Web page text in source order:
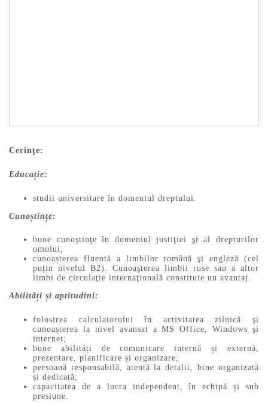
Cerinţe:
Educație:
studii universitare în domeniul dreptului.
Cunoștințe:
bune cunoştinţe în domeniul justiţiei şi al drepturilor
omului;
cunoașterea fluentă a limbilor română şi engleză (cel
puțin nivelul B2). Cunoaşterea limbii ruse sau a altor
limbi de circulaţie internaţională constituie un avantaj.
Abilități și aptitudini:
folosirea calculatorului în activitatea zilnică şi
cunoașterea la nivel avansat a MS Office, Windows şi
internet;
bune abilități de comunicare internă și externă,
prezentare, planificare și organizare;
persoană responsabilă, atentă la detalii, bine organizată
și dedicată;
capacitatea de a lucra independent, în echipă și sub
presiune.